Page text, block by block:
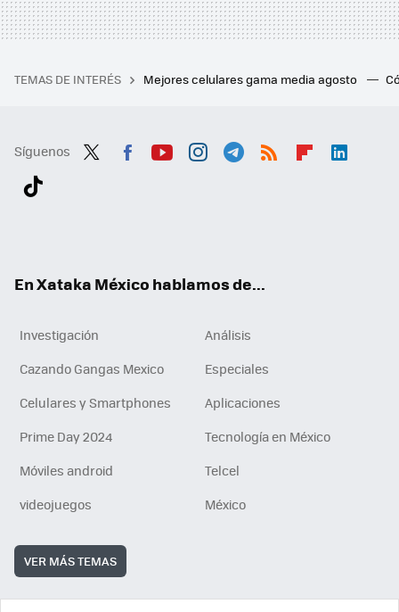
TEMAS DE INTERÉS Mejores celulares gama media agosto
Síguenos
En Xataka México hablamos de...
Investigación
Análisis
Cazando Gangas Mexico
Especiales
Celulares y Smartphones
Aplicaciones
Prime Day 2024
Tecnología en México
Móviles android
Telcel
videojuegos
México
VER MÁS TEMAS